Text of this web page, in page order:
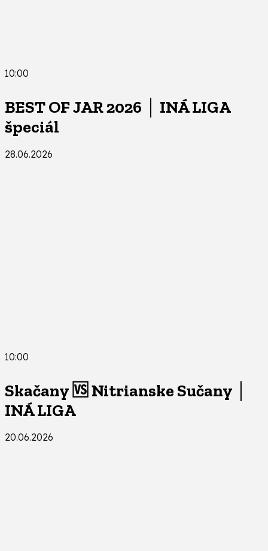
10:00
BEST OF JAR 2026 │ INÁ LIGA
špeciál
28.06.2026
10:00
Skačany 🆚 Nitrianske Sučany │
INÁ LIGA
20.06.2026